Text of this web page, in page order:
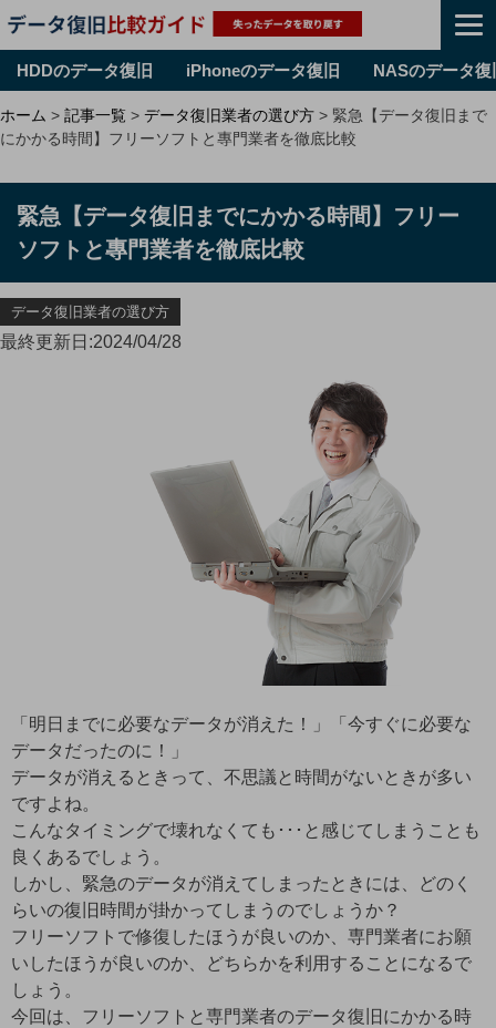
to
HDDのデータ復旧 iPhoneのデータ復旧 NASのデータ復
ホーム > 記事一覧 > データ復旧業者の選び方 > 緊急【データ復旧まで
にかかる時間】フリーソフトと專門業者を徹底比較
緊急【データ復旧までにかかる時間】フリー
ソフトと專門業者を徹底比較
データ復旧業者の選び方
最終更新日:2024/04/28
「明日までに必要なデータが消えた！」「今すぐに必要な
データだったのに！」
データが消えるときって、不思議と時間がないときが多い
ですよね。
こんなタイミングで壊れなくても･･･と感じてしまうことも
良くあるでしょう。
しかし、緊急のデータが消えてしまったときには、どのく
らいの復旧時間が掛かってしまうのでしょうか？
フリーソフトで修復したほうが良いのか、専門業者にお願
いしたほうが良いのか、どちらかを利用することになるで
しょう。
今回は、フリーソフトと専門業者のデータ復旧にかかる時